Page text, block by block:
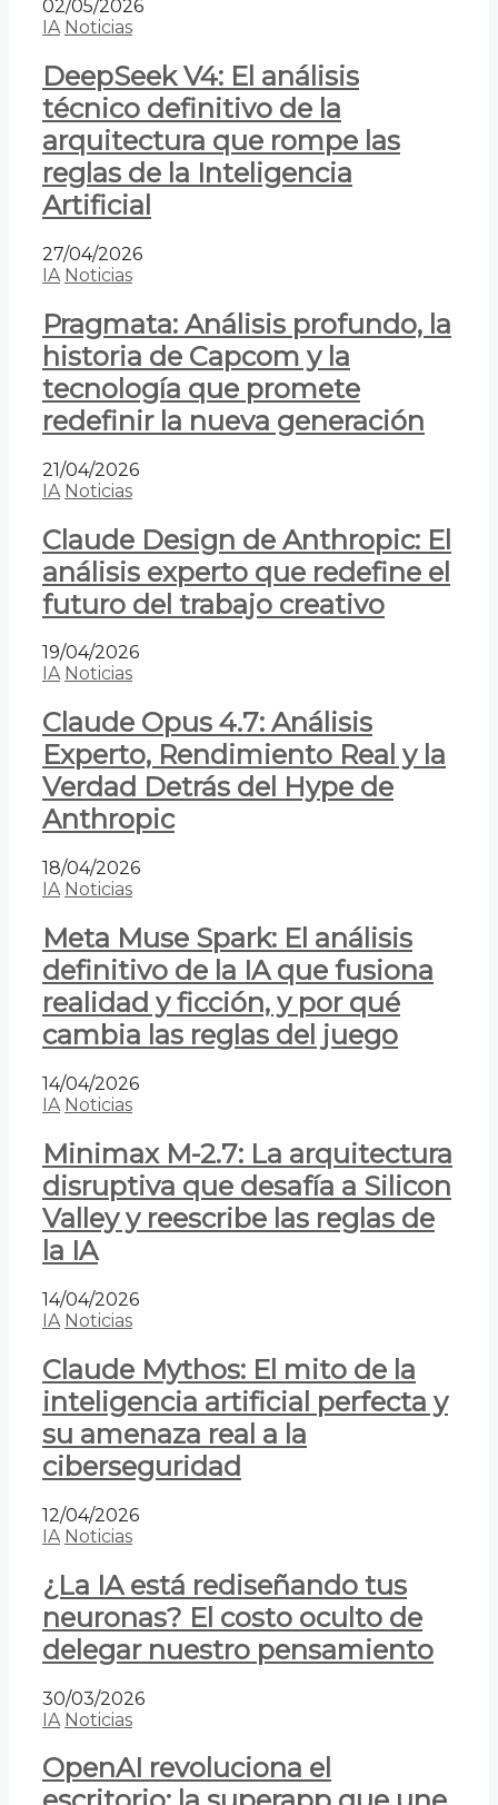
02/05/2026
IA Noticias
DeepSeek V4: El análisis
técnico definitivo de la
arquitectura que rompe las
reglas de la Inteligencia
Artificial
27/04/2026
IA Noticias
Pragmata: Análisis profundo, la
historia de Capcom y la
tecnología que promete
redefinir la nueva generación
21/04/2026
IA Noticias
Claude Design de Anthropic: El
análisis experto que redefine el
futuro del trabajo creativo
19/04/2026
IA Noticias
Claude Opus 4.7: Análisis
Experto, Rendimiento Real y la
Verdad Detrás del Hype de
Anthropic
18/04/2026
IA Noticias
Meta Muse Spark: El análisis
definitivo de la IA que fusiona
realidad y ficción, y por qué
cambia las reglas del juego
14/04/2026
IA Noticias
Minimax M-2.7: La arquitectura
disruptiva que desafía a Silicon
Valley y reescribe las reglas de
la IA
14/04/2026
IA Noticias
Claude Mythos: El mito de la
inteligencia artificial perfecta y
su amenaza real a la
ciberseguridad
12/04/2026
IA Noticias
¿La IA está rediseñando tus
neuronas? El costo oculto de
delegar nuestro pensamiento
30/03/2026
IA Noticias
OpenAI revoluciona el